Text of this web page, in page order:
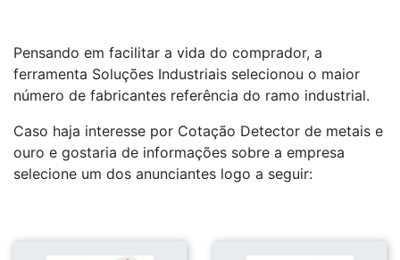
Pensando em facilitar a vida do comprador, a
ferramenta Soluções Industriais selecionou o maior
número de fabricantes referência do ramo industrial.
Caso haja interesse por Cotação Detector de metais e
ouro e gostaria de informações sobre a empresa
selecione um dos anunciantes logo a seguir: